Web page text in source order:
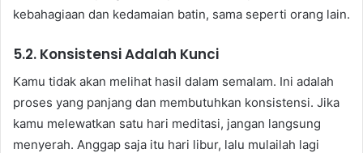
kebahagiaan dan kedamaian batin, sama seperti orang lain.
5.2. Konsistensi Adalah Kunci
Kamu tidak akan melihat hasil dalam semalam. Ini adalah
proses yang panjang dan membutuhkan konsistensi. Jika
kamu melewatkan satu hari meditasi, jangan langsung
menyerah. Anggap saja itu hari libur, lalu mulailah lagi